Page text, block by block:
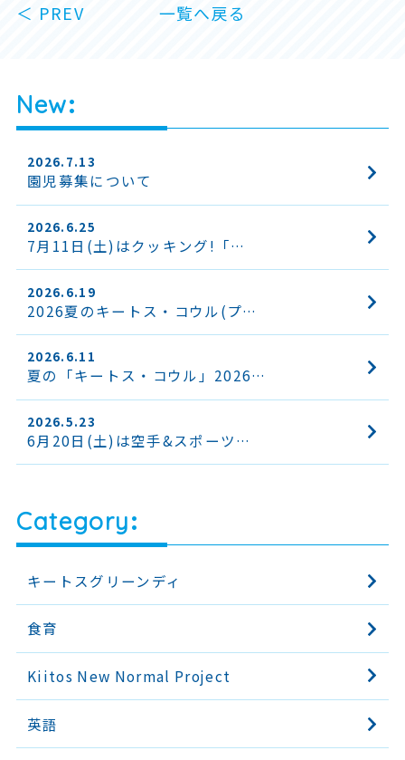
＜ PREV 一覧へ戻る
New
2026.7.13
園児募集について
2026.6.25
7月11日(土)はクッキング!「…
2026.6.19
2026夏のキートス・コウル(プ…
2026.6.11
夏の「キートス・コウル」2026…
2026.5.23
6月20日(土)は空手&スポーツ…
Category
キートスグリーンディ
食育
Kiitos New Normal Project
英語